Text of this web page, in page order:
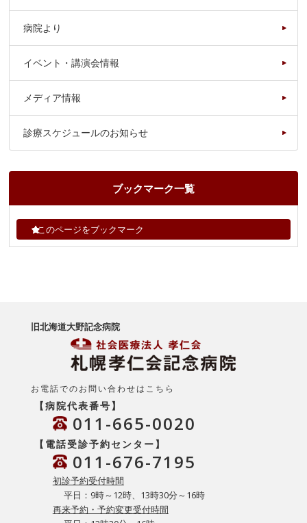
病院より
イベント・講演会情報
メディア情報
診療スケジュールのお知らせ
ブックマーク一覧
このページをブックマーク
旧北海道大野記念病院
お電話でのお問い合わせはこちら
【病院代表番号】
011-665-0020
【電話受診予約センター】
011-676-7195
初診予約受付時間
平日：9時～12時、13時30分～16時
再来予約・予約変更受付時間